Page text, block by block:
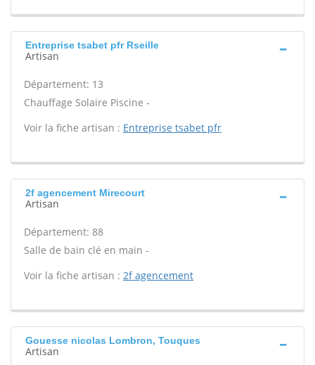
Entreprise tsabet pfr Rseille
Artisan
Département: 13
Chauffage Solaire Piscine -
Voir la fiche artisan : Entreprise tsabet pfr
2f agencement Mirecourt
Artisan
Département: 88
Salle de bain clé en main -
Voir la fiche artisan : 2f agencement
Gouesse nicolas Lombron, Touques
Artisan